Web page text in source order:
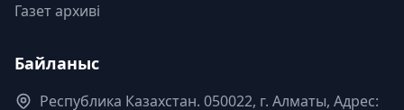
Газет архиві
Байланыс
Республика Казахстан. 050022, г. Алматы, Адрес: